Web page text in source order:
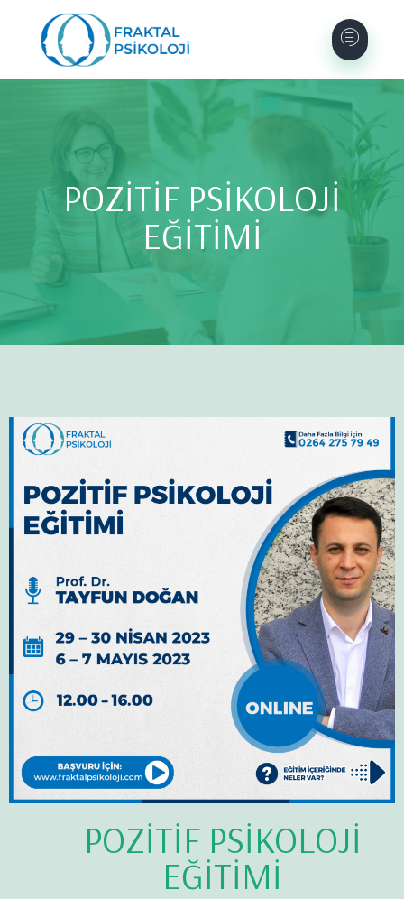
POZİTİF PSİKOLOJİ
EĞİTİMİ
POZİTİF PSİKOLOJİ
EĞİTİMİ